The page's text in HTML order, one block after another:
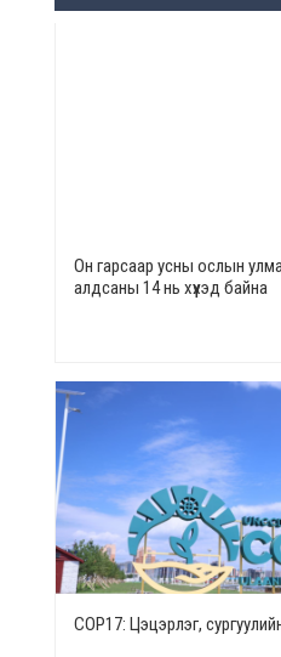
Он гарсаар усны ослын
алдсаны 14 нь хүүхэд байна
СОР17: Цэцэрлэг,